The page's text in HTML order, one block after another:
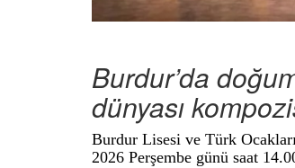
Burdur’da
dünyası
Burdur Lisesi ve Türk
2026 Perşembe günü saat